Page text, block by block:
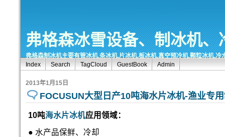
弗格森冰雪设备、制冰机、
弗格森制冰机主要有管冰机,条冰机,片冰机,板冰机,真空预冷机,颗粒冰机,
Index
Search TagCloud GuestBook Admin
2013年1月15日
FOCUSUN大型日产10吨海水片冰机-渔业专
10吨海水片冰机应用领域：
● 水产品保鲜、冷却